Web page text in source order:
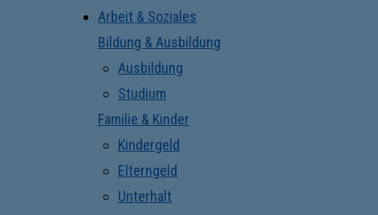
Arbeit & Soziales
Bildung & Ausbildung
Ausbildung
Studium
Familie & Kinder
Kindergeld
Elterngeld
Unterhalt